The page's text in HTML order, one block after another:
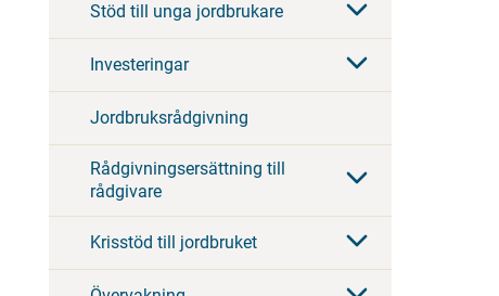
Stöd till unga jordbrukare
Investeringar
Jordbruksrådgivning
Rådgivningsersättning till
rådgivare
Krisstöd till jordbruket